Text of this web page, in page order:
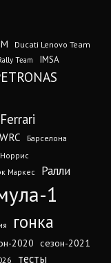
Ducati Lenovo Team
Team IMSA
WRC
Барселона
Маркес Ралли
1
гонка
2020 сезон-2021
тесты